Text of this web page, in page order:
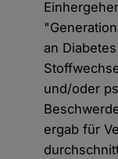
an
und/oder
ergab für